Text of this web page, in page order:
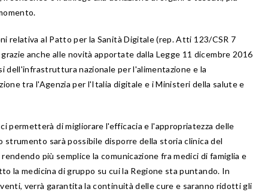
relativa al Patto per la Sanità Digitale (rep. Atti 123/CSR 7
anche alle novità apportate dalla Legge 11 dicembre 2016
dell'infrastruttura nazionale per l'alimentazione e la
tra l'Agenzia per l'Italia digitale e i Ministeri della salute e
permetterà di migliorare l'efficacia e l'appropriatezza delle
sarà possibile disporre della storia clinica del
più semplice la comunicazione fra medici di famiglia e
la medicina di gruppo su cui la Regione sta puntando. In
verrà garantita la continuità delle cure e saranno ridotti gli